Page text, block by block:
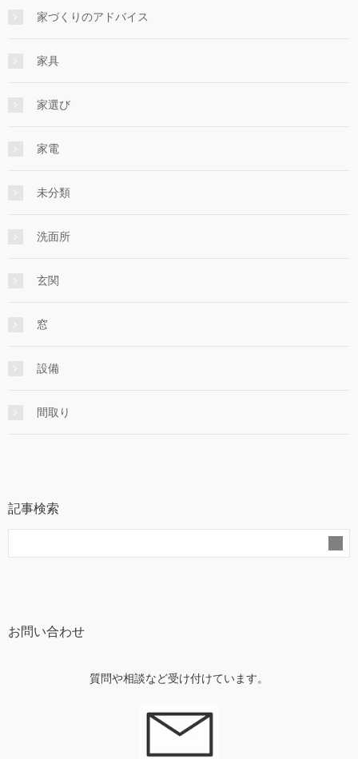
家づくりのアドバイス
家具
家選び
家電
未分類
洗面所
玄関
窓
設備
間取り
記事検索
お問い合わせ
質問や相談など受け付けています。